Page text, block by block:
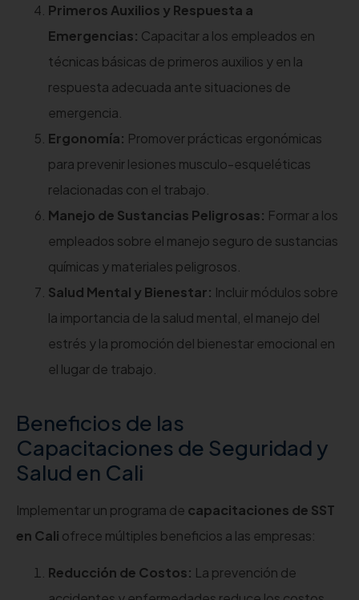
Primeros Auxilios y Respuesta a
Emergencias: Capacitar a los empleados en
técnicas básicas de primeros auxilios y en la
respuesta adecuada ante situaciones de
emergencia.
Ergonomía: Promover prácticas ergonómicas
para prevenir lesiones musculo-esqueléticas
relacionadas con el trabajo.
Manejo de Sustancias Peligrosas: Formar a los
empleados sobre el manejo seguro de sustancias
químicas y materiales peligrosos.
Salud Mental y Bienestar: Incluir módulos sobre
la importancia de la salud mental, el manejo del
estrés y la promoción del bienestar emocional en
el lugar de trabajo.
Beneficios de las
Capacitaciones de Seguridad y
Salud en Cali
Implementar un programa de capacitaciones de SST
en Cali ofrece múltiples beneficios a las empresas:
Reducción de Costos: La prevención de